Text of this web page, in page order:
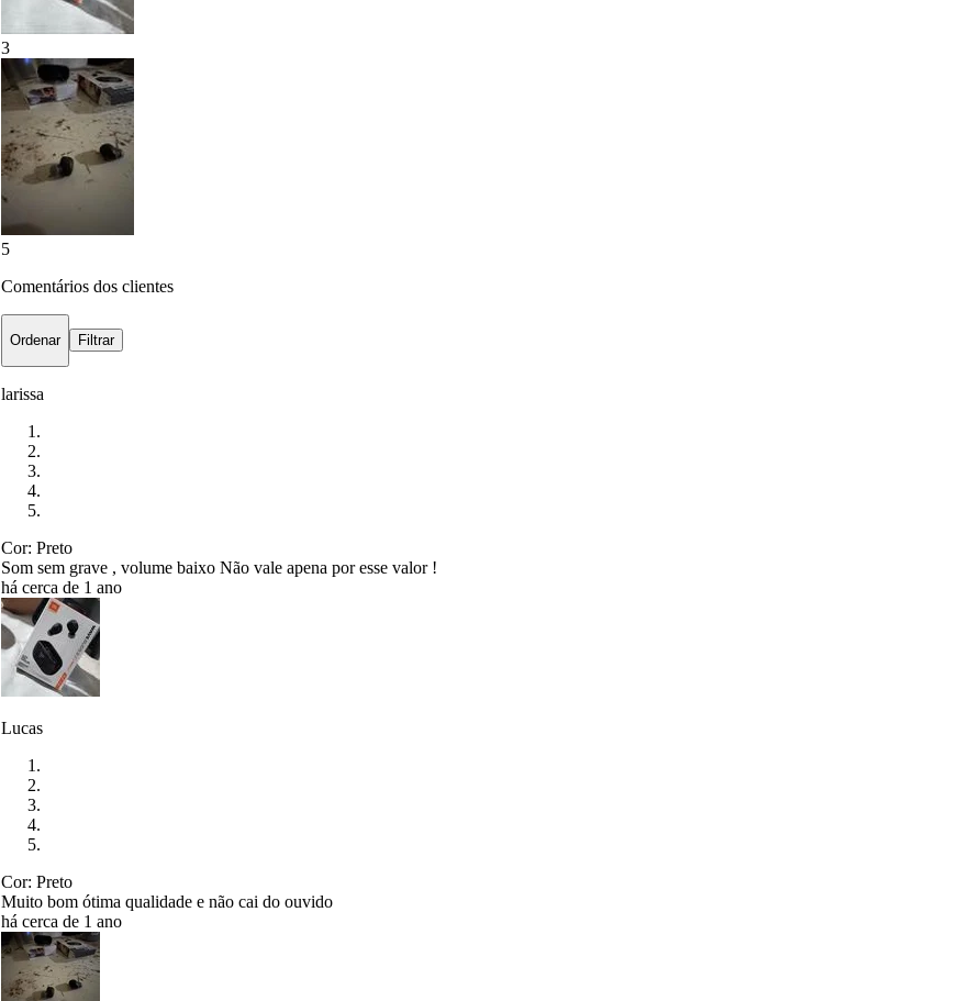
3
5
Comentários dos clientes
Ordenar Filtrar
larissa
Cor: Preto
Som sem grave , volume baixo Não vale apena por esse valor !
há cerca de 1 ano
Lucas
Cor: Preto
Muito bom ótima qualidade e não cai do ouvido
há cerca de 1 ano